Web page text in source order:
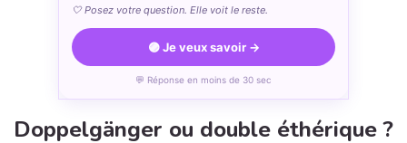
🤍 Posez votre question. Elle voit le reste.
🟣 Je veux savoir →
💬 Réponse en moins de 30 sec
Doppelgänger ou double éthérique ?